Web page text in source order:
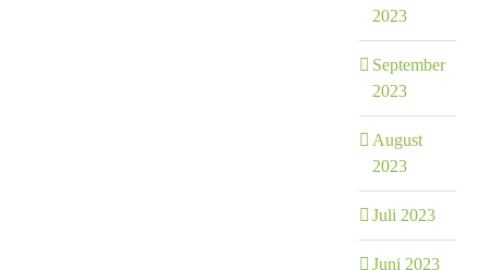
2023
September
2023
August
2023
Juli 2023
Juni 2023